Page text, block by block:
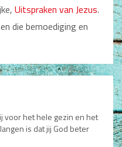
Uitspraken van Jezus.
die bemoediging en
voor het hele gezin en het
is dat jij God beter